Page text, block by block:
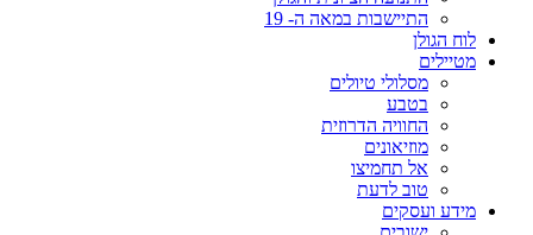
התיישבות במאה ה- 19
לוח הגולן
מטיילים
מסלולי טיולים
בטבע
החוויה הדרוזית
מוזיאונים
אל תחמיצו
טוב לדעת
מידע ועסקים